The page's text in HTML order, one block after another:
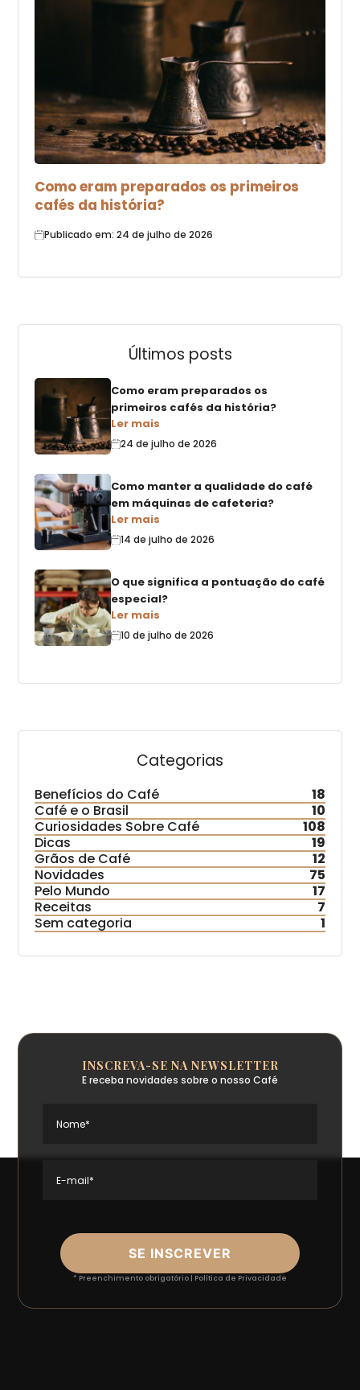
Como eram preparados os primeiros
cafés da história?
Publicado em: 24 de julho de 2026
Últimos posts
Como eram preparados os
primeiros cafés da história?
Ler mais
24 de julho de 2026
Como manter a qualidade do café
em máquinas de cafeteria?
Ler mais
14 de julho de 2026
O que significa a pontuação do café
especial?
Ler mais
10 de julho de 2026
Categorias
Benefícios do Café
18
Café e o Brasil
10
Curiosidades Sobre Café
108
Dicas
19
Grãos de Café
12
Novidades
75
Pelo Mundo
17
Receitas
7
Sem categoria
1
INSCREVA-SE NA NEWSLETTER
E receba novidades sobre o nosso Café
Nome*
E-mail*
SE INSCREVER
* Preenchimento obrigatório | Política de Privacidade